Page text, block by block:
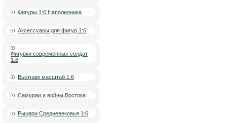
Фигуры 1:6 Наполеоника
Аксессуары для фигур 1:6
Фигурки современных солдат
1:6
Вьетнам масштаб 1:6
Самураи и войны Востока
Рыцари Средневековья 1:6